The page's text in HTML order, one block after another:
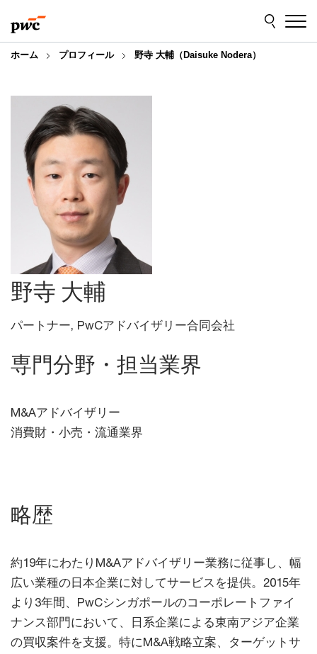
to
content
to
footer
ホーム プロフィール 野寺 大輔（Daisuke Nodera）
野寺 大輔
パートナー, PwCアドバイザリー合同会社
専門分野・担当業界
M&Aアドバイザリー
消費財・小売・流通業界
略歴
約19年にわたりM&Aアドバイザリー業務に従事し、幅
広い業種の日本企業に対してサービスを提供。2015年
より3年間、PwCシンガポールのコーポレートファイ
ナンス部門において、日系企業による東南アジア企業
の買収案件を支援。特にM&A戦略立案、ターゲットサ